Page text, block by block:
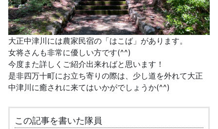
大正中津川には農家民宿の「はこば」があります。
女将さんも非常に優しい方です(^^)
今度また詳しくご紹介出来ればと思います！
是非四万十町にお立ち寄りの際は、少し道を外れて大正
中津川に癒されに来てはいかがでしょうか(^^)
この記事を書いた隊員